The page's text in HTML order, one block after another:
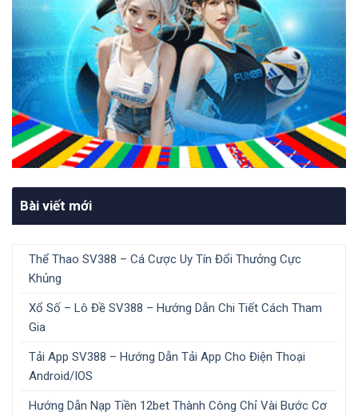
Bài viết mới
Thể Thao SV388 – Cá Cược Uy Tín Đổi Thưởng Cực
Khủng
Xổ Số – Lô Đề SV388 – Hướng Dẫn Chi Tiết Cách Tham
Gia
Tải App SV388 – Hướng Dẫn Tải App Cho Điện Thoại
Android/IOS
Hướng Dẫn Nạp Tiền 12bet Thành Công Chỉ Vài Bước Cơ